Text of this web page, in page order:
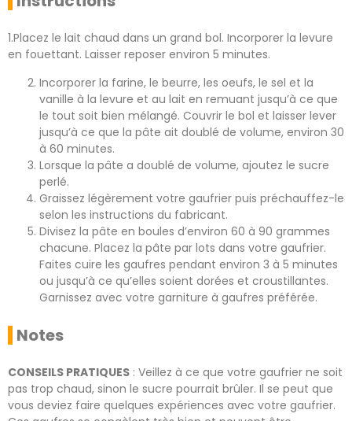
1.Placez le lait chaud dans un grand bol. Incorporer la levure
en fouettant. Laisser reposer environ 5 minutes.
Incorporer la farine, le beurre, les oeufs, le sel et la
vanille à la levure et au lait en remuant jusqu’à ce que
le tout soit bien mélangé. Couvrir le bol et laisser lever
jusqu’à ce que la pâte ait doublé de volume, environ 30
à 60 minutes.
Lorsque la pâte a doublé de volume, ajoutez le sucre
perlé.
Graissez légèrement votre gaufrier puis préchauffez-le
selon les instructions du fabricant.
Divisez la pâte en boules d’environ 60 à 90 grammes
chacune. Placez la pâte par lots dans votre gaufrier.
Faites cuire les gaufres pendant environ 3 à 5 minutes
ou jusqu’à ce qu’elles soient dorées et croustillantes.
Garnissez avec votre garniture à gaufres préférée.
Notes
CONSEILS PRATIQUES : Veillez à ce que votre gaufrier ne soit
pas trop chaud, sinon le sucre pourrait brûler. Il se peut que
vous deviez faire quelques expériences avec votre gaufrier.